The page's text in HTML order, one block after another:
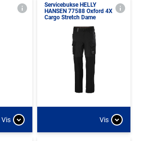
Vis
Servicebukse HELLY
HANSEN 77588 Oxford 4X
Cargo Stretch Dame
Vis